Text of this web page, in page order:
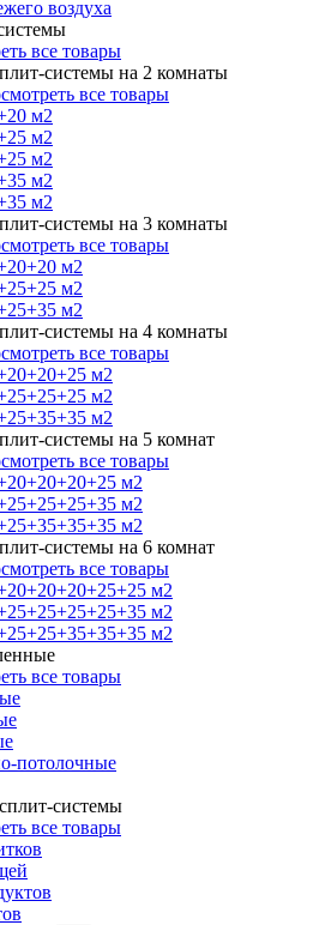
воздуха
все товары
системы на 2 комнаты
все товары
м2
м2
м2
м2
м2
системы на 3 комнаты
все товары
м2
м2
м2
системы на 4 комнаты
все товары
м2
м2
м2
системы на 5 комнат
все товары
м2
м2
м2
системы на 6 комнат
все товары
м2
м2
м2
все товары
потолочные
системы
все товары